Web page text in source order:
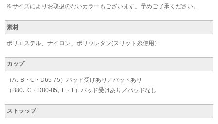
※サイズによりお取扱のないカラーもございます。予めご了承ください。
素材
ポリエステル、ナイロン、ポリウレタン(スリット糸使用）
カップ
（A､ B・C・D65-75）パッド受けあり／パッドあり
（B80､ C・D80-85､ E・F）パッド受けあり／パッドなし
ストラップ